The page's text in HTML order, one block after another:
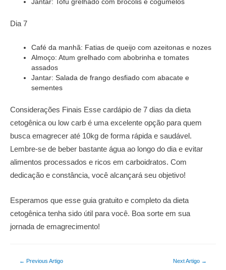
Dia 7
Café da manhã: Fatias de queijo com azeitonas e nozes
Almoço: Atum grelhado com abobrinha e tomates
assados
Jantar: Salada de frango desfiado com abacate e
sementes
Considerações Finais Esse cardápio de 7 dias da dieta
cetogênica ou low carb é uma excelente opção para quem
busca emagrecer até 10kg de forma rápida e saudável.
Lembre-se de beber bastante água ao longo do dia e evitar
alimentos processados e ricos em carboidratos. Com
dedicação e constância, você alcançará seu objetivo!
Esperamos que esse guia gratuito e completo da dieta
cetogênica tenha sido útil para você. Boa sorte em sua
jornada de emagrecimento!
Navegação
← Previous Artigo Next Artigo →